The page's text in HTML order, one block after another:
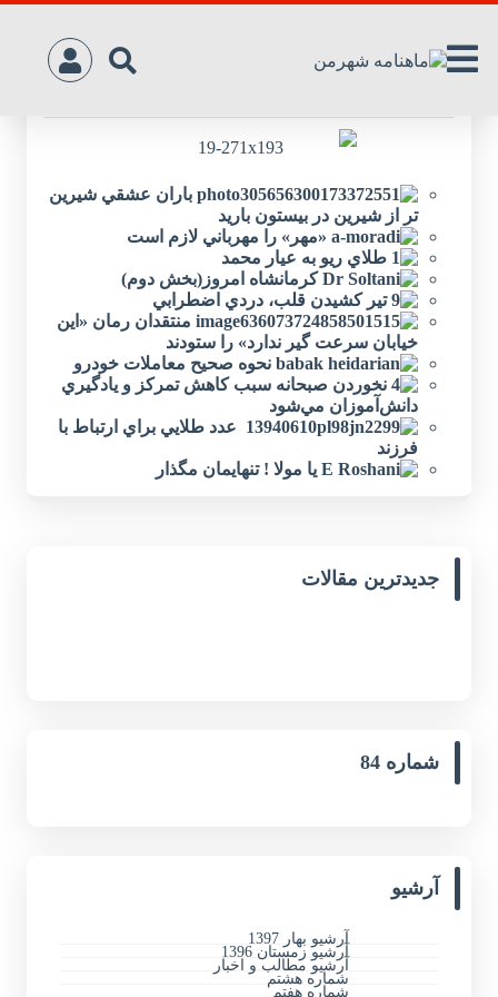
باران عشقي شيرين
تر از شيرين در بيستون باريد
«مهر» را مهرباني لازم است
طلاي ريو به عيار محمد
کرمانشاه امروز(بخش دوم)
تير كشيدن قلب، دردي اضطرابي
منتقدان رمان «اين
خيابان سرعت گير ندارد» را ستودند
نحوه صحيح معاملات خودرو
نخوردن صبحانه سبب کاهش تمرکز و يادگيري
دانش‌آموزان مي‌شود
عدد طلايي براي ارتباط با
فرزند
يا مولا ! تنهايمان مگذار
جدیدترین مقالات
شماره 84
آرشیو
آرشیو بهار 1397
آرشیو زمستان 1396
آرشیو مطالب و اخبار
شماره هشتم
شماره هفتم